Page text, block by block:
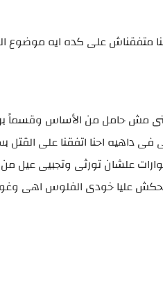
متفقناش على كده ايه موضوع
مش حامل من الأساس
داهيه احنا اتفقنا على
علشان تورثى وتجبيى
ميضحكش عليا خودى الفلوس